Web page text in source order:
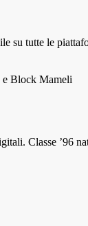
tutte le
Classe ’96